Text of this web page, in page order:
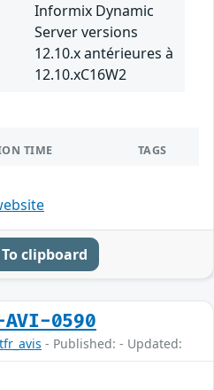
Informix Dynamic
Server versions
12.10.x antérieures à
12.10.xC16W2
TIME TAGS
To clipboard
AVI-0590
- Published: - Updated: